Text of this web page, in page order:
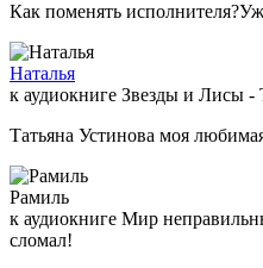
Как поменять
Наталья
к аудиокниге Звезды и Лисы -
Татьяна Устинова моя
Рамиль
к аудиокниге Мир
сломал!